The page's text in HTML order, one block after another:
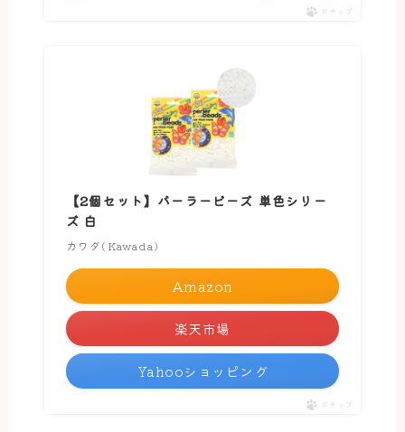
ポチップ
【2個セット】パーラービーズ 単色シリー
ズ 白
カワダ(Kawada)
Amazon
楽天市場
Yahooショッピング
ポチップ